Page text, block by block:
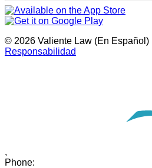
© 2026 Valiente Law (En Español) |
Responsabilidad
,
Phone: